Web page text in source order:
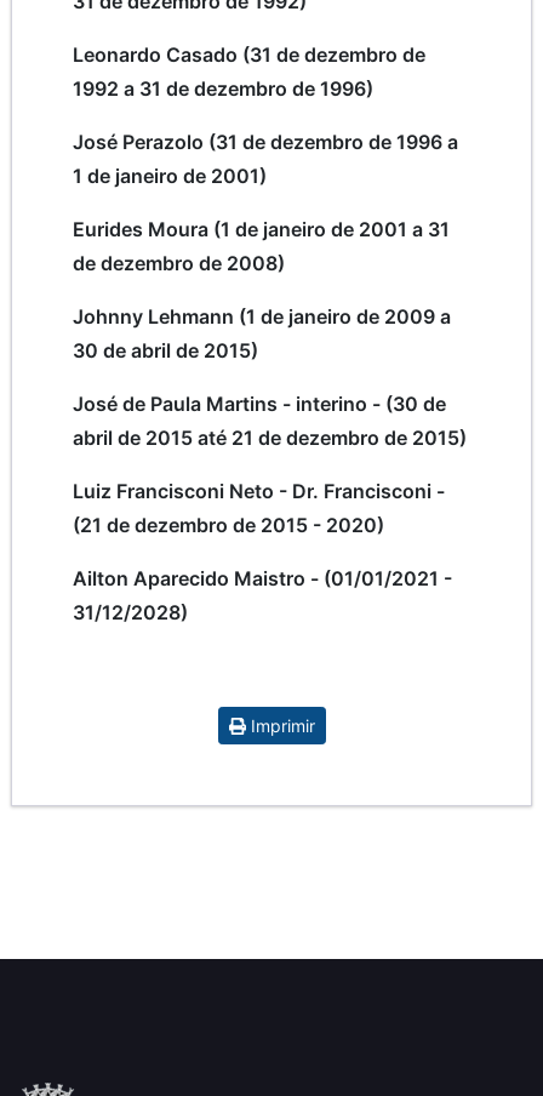
Leonardo Casado (31 de dezembro de
1992 a 31 de dezembro de 1996)
José Perazolo (31 de dezembro de 1996 a
1 de janeiro de 2001)
Eurides Moura (1 de janeiro de 2001 a 31
de dezembro de 2008)
Johnny Lehmann (1 de janeiro de 2009 a
30 de abril de 2015)
José de Paula Martins - interino - (30 de
abril de 2015 até 21 de dezembro de 2015)
Luiz Francisconi Neto - Dr. Francisconi -
(21 de dezembro de 2015 - 2020)
Ailton Aparecido Maistro - (01/01/2021 -
31/12/2028)
Imprimir